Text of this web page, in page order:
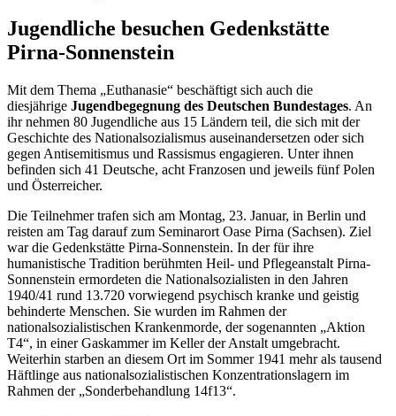
Jugendliche besuchen Gedenkstätte
Pirna-Sonnenstein
Mit dem Thema „Euthanasie“ beschäftigt sich auch die
diesjährige Jugendbegegnung des Deutschen Bundestages. An
ihr nehmen 80 Jugendliche aus 15 Ländern teil, die sich mit der
Geschichte des Nationalsozialismus auseinandersetzen oder sich
gegen Antisemitismus und Rassismus engagieren. Unter ihnen
befinden sich 41 Deutsche, acht Franzosen und jeweils fünf Polen
und Österreicher.
Die Teilnehmer trafen sich am Montag, 23. Januar, in Berlin und
reisten am Tag darauf zum Seminarort Oase Pirna (Sachsen). Ziel
war die Gedenkstätte Pirna-Sonnenstein. In der für ihre
humanistische Tradition berühmten Heil- und Pflegeanstalt Pirna-
Sonnenstein ermordeten die Nationalsozialisten in den Jahren
1940/41 rund 13.720 vorwiegend psychisch kranke und geistig
behinderte Menschen. Sie wurden im Rahmen der
nationalsozialistischen Krankenmorde, der sogenannten „Aktion
T4“, in einer Gaskammer im Keller der Anstalt umgebracht.
Weiterhin starben an diesem Ort im Sommer 1941 mehr als tausend
Häftlinge aus nationalsozialistischen Konzentrationslagern im
Rahmen der „Sonderbehandlung 14f13“.